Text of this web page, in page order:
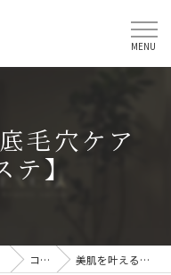
毛穴ケア
テ】
コラム 美肌を叶える徹底毛穴ケア